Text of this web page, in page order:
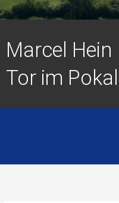
Marcel
Tor im